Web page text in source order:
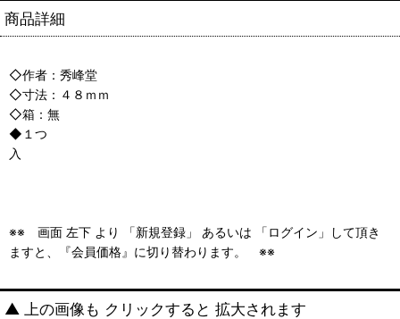
商品詳細
◇作者：秀峰堂
◇寸法：４８ｍｍ
◇箱：無
◆１つ
入
※※ 画面 左下 より 「新規登録」 あるいは 「ログイン」して頂き
ますと、『会員価格』に切り替わります。 ※※
▲ 上の画像も クリックすると 拡大されます